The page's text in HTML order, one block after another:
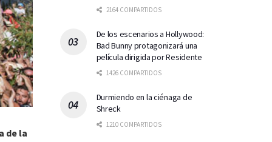
de la
2164 COMPARTIDOS
De los escenarios a Hollywood:
Bad Bunny protagonizará una
película dirigida por Residente
1426 COMPARTIDOS
Durmiendo en la ciénaga de
Shreck
1210 COMPARTIDOS